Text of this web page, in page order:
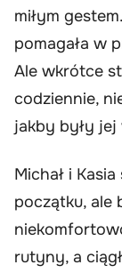
miłym
pomagała w
Ale wkrótce
codziennie,
jakby były jej
Michał i
początku, ale
rutyny, a